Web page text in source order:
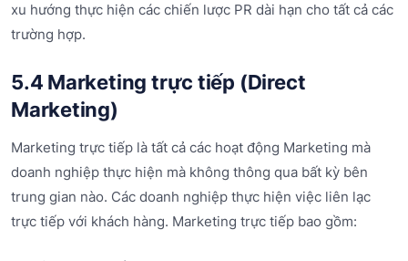
xu hướng thực hiện các chiến lược PR dài hạn cho tất cả các
trường hợp.
5.4 Marketing trực tiếp (Direct
Marketing)
Marketing trực tiếp là tất cả các hoạt động Marketing mà
doanh nghiệp thực hiện mà không thông qua bất kỳ bên
trung gian nào. Các doanh nghiệp thực hiện việc liên lạc
trực tiếp với khách hàng. Marketing trực tiếp bao gồm: